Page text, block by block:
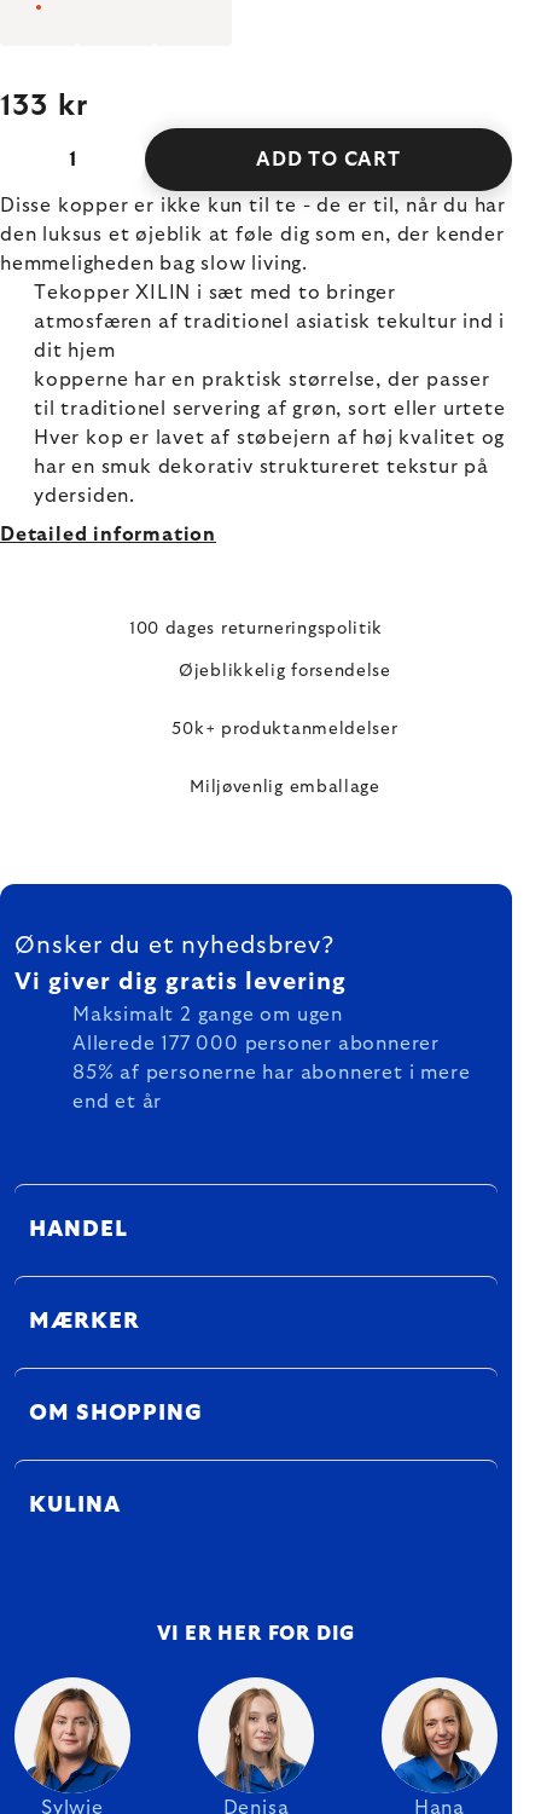
133 kr
ADD TO CART
Disse kopper er ikke kun til te - de er til, når du har
den luksus et øjeblik at føle dig som en, der kender
hemmeligheden bag slow living.
Tekopper XILIN i sæt med to bringer
atmosfæren af traditionel asiatisk tekultur ind i
dit hjem
kopperne har en praktisk størrelse, der passer
til traditionel servering af grøn, sort eller urtete
Hver kop er lavet af støbejern af høj kvalitet og
har en smuk dekorativ struktureret tekstur på
ydersiden.
Detailed information
100 dages returneringspolitik
Øjeblikkelig forsendelse
50k+ produktanmeldelser
Miljøvenlig emballage
FOOTER
Ønsker du et nyhedsbrev?
Vi giver dig gratis levering
Maksimalt 2 gange om ugen
Allerede 177 000 personer abonnerer
85% af personerne har abonneret i mere
end et år
HANDEL
MÆRKER
OM SHOPPING
KULINA
VI ER HER FOR DIG
Sylwie Denisa Hana